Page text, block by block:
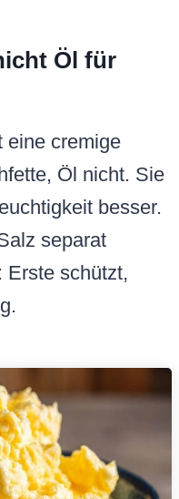
Öl für
eine cremige
Öl nicht. Sie
besser.
separat
Erste schützt,